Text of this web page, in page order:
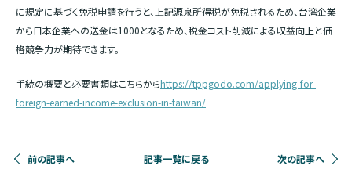
に規定に基づく免税申請を行うと、上記源泉所得税が免税されるため、台湾企業
から日本企業への送金は1000となるため、税金コスト削減による収益向上と価
格競争力が期待できます。
手続の概要と必要書類はこちらからhttps://tppgodo.com/applying-for-
foreign-earned-income-exclusion-in-taiwan/
前の記事へ 記事一覧に戻る 次の記事へ